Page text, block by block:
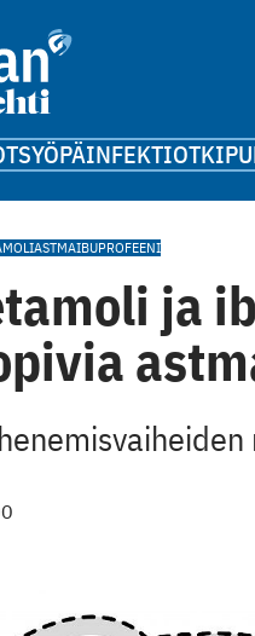
SYÖPÄINFEKTIOTKIPU
ASTMAIBUPROFEENI
ja